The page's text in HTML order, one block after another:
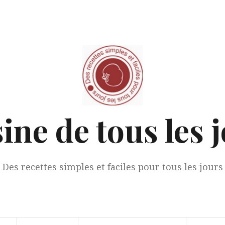
de tous les
Des recettes simples et faciles pour tous les jours